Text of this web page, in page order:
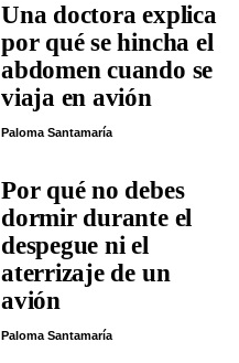
Una doctora explica
por qué se hincha el
abdomen cuando se
viaja en avión
Paloma Santamaría
Por qué no debes
dormir durante el
despegue ni el
aterrizaje de un
avión
Paloma Santamaría